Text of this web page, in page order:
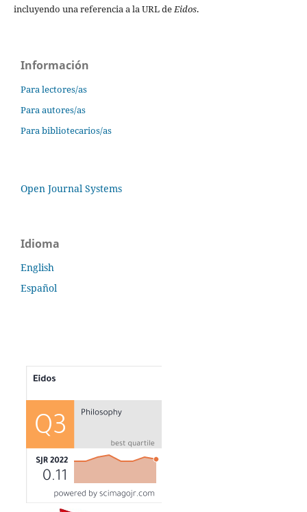
incluyendo una referencia a la URL deEidos.
Información
Para lectores/as
Para autores/as
Para bibliotecarios/as
Open Journal Systems
Idioma
English
Español